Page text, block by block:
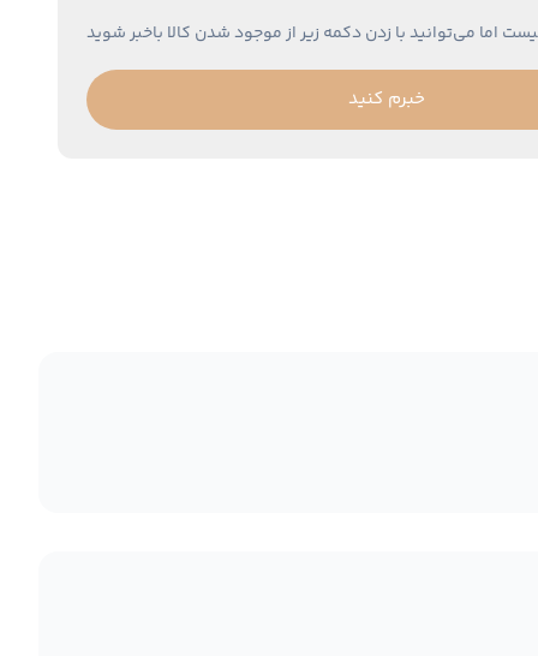
اما می‌توانید با زدن دکمه زیر از موجود شدن کالا باخبر شوید
خبرم کنید